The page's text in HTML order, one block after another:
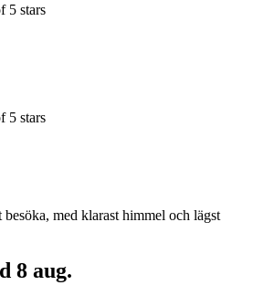
5 stars
5 stars
med klarast himmel och lägst
8 aug.